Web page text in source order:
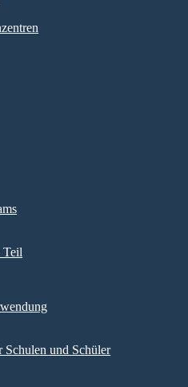
Teil
Schulen und Schüler